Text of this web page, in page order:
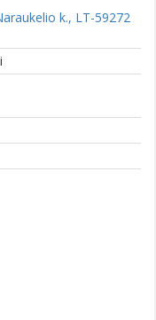
k., LT-59272